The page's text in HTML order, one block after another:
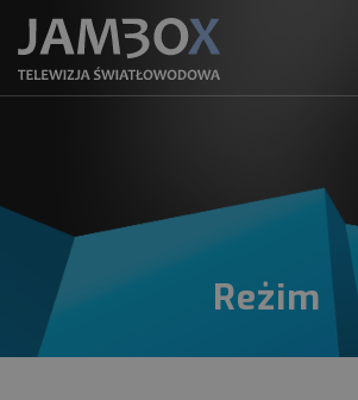
Reżim